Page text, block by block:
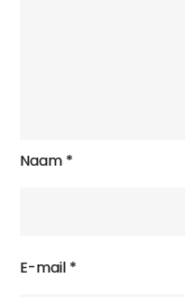
Naam *
E-mail *